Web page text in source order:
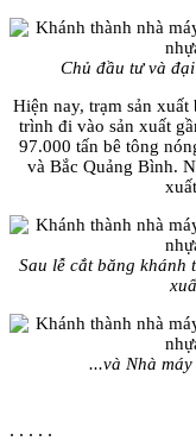
Chủ đầu tư và
Hiện nay, trạm sản
trình đi vào sản xuất
97.000 tấn bê tông
và Bắc Quảng Bình.
Sau lễ cắt băng khánh
...và Nhà
. . . . .